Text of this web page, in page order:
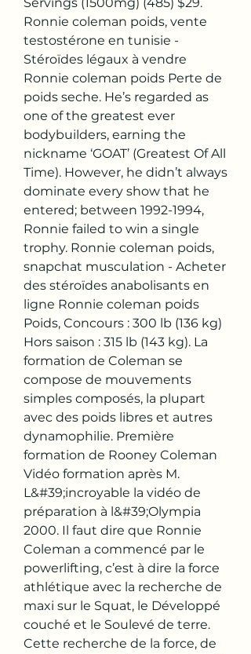
Ronnie coleman poids, vente
testostérone en tunisie -
Stéroïdes légaux à vendre
Ronnie coleman poids Perte de
poids seche. He’s regarded as
one of the greatest ever
bodybuilders, earning the
nickname ‘GOAT’ (Greatest Of All
Time). However, he didn’t always
dominate every show that he
entered; between 1992-1994,
Ronnie failed to win a single
trophy. Ronnie coleman poids,
snapchat musculation - Acheter
des stéroïdes anabolisants en
ligne Ronnie coleman poids
Poids, Concours : 300 lb (136 kg)
Hors saison : 315 lb (143 kg). La
formation de Coleman se
compose de mouvements
simples composés, la plupart
avec des poids libres et autres
dynamophilie. Première
formation de Rooney Coleman
Vidéo formation après M.
L&#39;incroyable la vidéo de
préparation à l&#39;Olympia
2000. Il faut dire que Ronnie
Coleman a commencé par le
powerlifting, c’est à dire la force
athlétique avec la recherche de
maxi sur le Squat, le Développé
couché et le Soulevé de terre.
Cette recherche de la force, de